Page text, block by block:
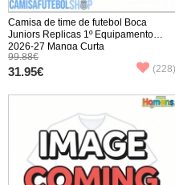
Camisa de time de futebol Boca
Juniors Replicas 1º Equipamento
2026-27 Manga Curta
99.88€
31.95€ (228)